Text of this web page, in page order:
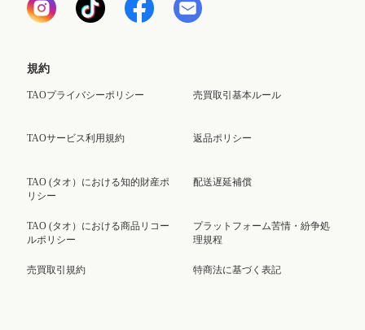
規約
TAOプライバシーポリシー
TAOサービス利用規約
TAO (タオ）における知的財産ポ
リシー
TAO (タオ）における商品リコー
ルポリシー
売買取引規約
売買取引基本ルール
返品ポリシー
配送遅延補償
プラットフォーム苦情・紛争処
理規程
特商法に基づく表記